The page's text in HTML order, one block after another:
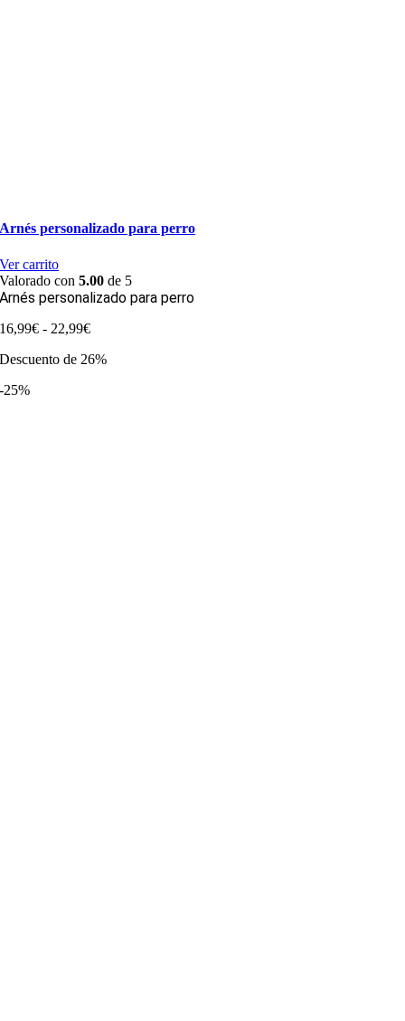
Arnés personalizado para perro
Ver carrito
Valorado con5.00 de 5
Arnés personalizado para perro
16,99€ - 22,99€Rango
precios:
Descuento de 26%
-25%